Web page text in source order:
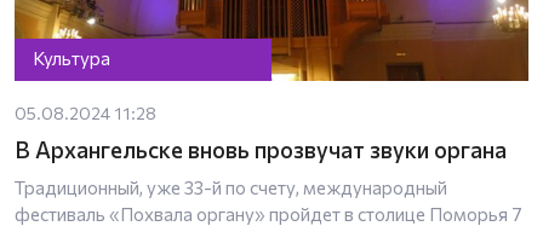
Культура
05.08.2024 11:28
В Архангельске вновь прозвучат звуки органа
Традиционный, уже 33-й по счету, международный
фестиваль «Похвала органу» пройдет в столице Поморья 7